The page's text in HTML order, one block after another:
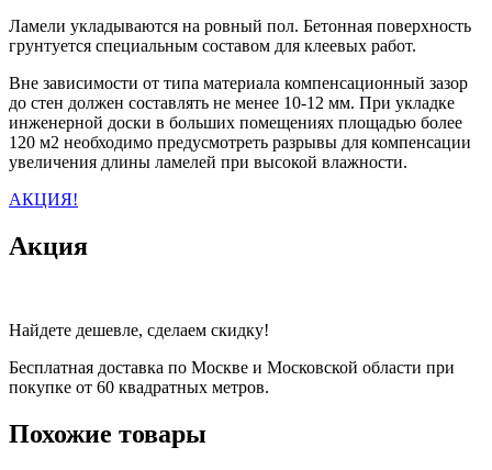
Ламели укладываются на ровный пол. Бетонная поверхность
грунтуется специальным составом для клеевых работ.
Вне зависимости от типа материала компенсационный зазор
до стен должен составлять не менее 10-12 мм. При укладке
инженерной доски в больших помещениях площадью более
120 м2 необходимо предусмотреть разрывы для компенсации
увеличения длины ламелей при высокой влажности.
АКЦИЯ!
Акция
Найдете дешевле, сделаем скидку!
Бесплатная доставка по Москве и Московской области при
покупке от 60 квадратных метров.
Похожие товары